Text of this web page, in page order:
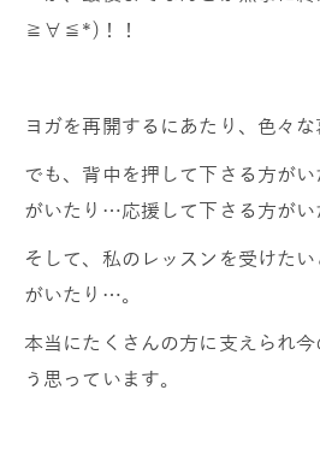
≧∀≦*)！！
ヨガを再開するにあたり、色々な
でも、背中を押して下さる方が
がいたり…応援して下さる方がい
そして、私のレッスンを受けた
がいたり…。
本当にたくさんの方に支えられ
う思っています。